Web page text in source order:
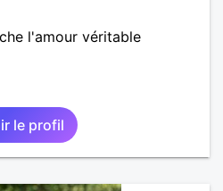
l'amour véritable
le profil